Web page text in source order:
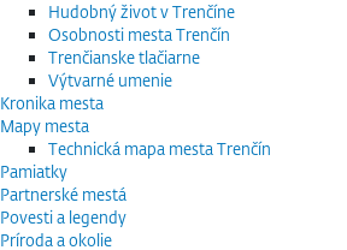
Hudobný život v Trenčíne
Osobnosti mesta Trenčín
Trenčianske tlačiarne
Výtvarné umenie
Kronika mesta
Mapy mesta
Technická mapa mesta Trenčín
Pamiatky
Partnerské mestá
Povesti a legendy
Príroda a okolie